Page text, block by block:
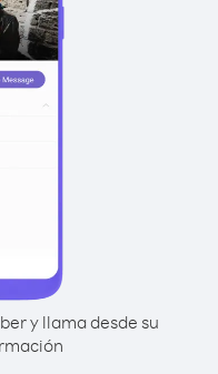
y llama desde su